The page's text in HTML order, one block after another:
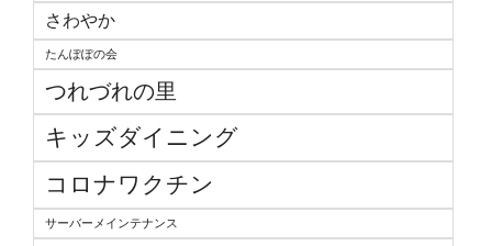
さわやか
たんぽぽの会
つれづれの里
キッズダイニング
コロナワクチン
サーバーメインテナンス